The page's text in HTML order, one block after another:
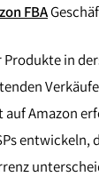
FBA
in
Amazon
entwickeln,